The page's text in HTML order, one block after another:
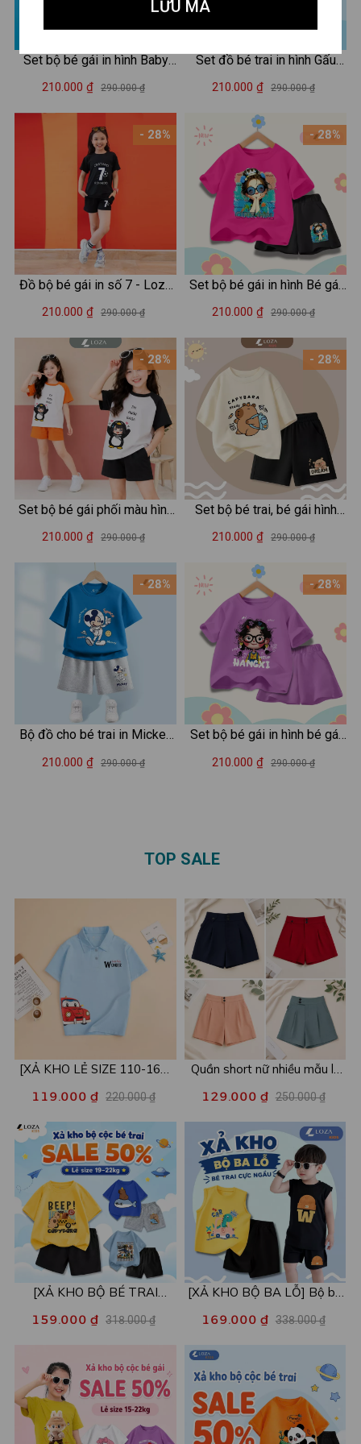
Set bộ bé gái in hình Baby
Three - Loza Kids BD030
210.000 ₫ 290.000 ₫
- 28%
Đồ bộ bé gái in số 7 - Loza
Kids SB96
210.000 ₫ 290.000 ₫
- 28%
Set bộ bé gái phối màu hình
Cánh cụt Gugugaga - Loza
210.000 ₫ 290.000 ₫
- 28%
Bộ đồ cho bé trai in Mickey
2025 - Quần áo trẻ em nam
210.000 ₫ 290.000 ₫
Set đồ bé trai in hình Gấu
Capybara - Loza Kids SB224
210.000 ₫ 290.000 ₫
- 28%
Set bộ bé gái in hình Bé gái
Hot trend - Loza SB363
210.000 ₫ 290.000 ₫
- 28%
Set bộ bé trai, bé gái hình
capybara đeo cặp - Loza
210.000 ₫ 290.000 ₫
- 28%
Set bộ bé gái in hình bé gái
hot trend - Loza Kids SB353
210.000 ₫ 290.000 ₫
[XẢ KHO LẺ SIZE 110-160]
mẫu - Áo trẻ em từ 15-42kg
- Loza Kids XPL001
119.000 ₫ 220.000 ₫
Quần short nữ nhiều mẫu lẻ
còn 99k/c - Loza XA016
129.000 ₫ 250.000 ₫
[XẢ KHO BỘ BÉ TRAI
nhiều mẫu - Quần áo bé trai
XB003
159.000 ₫ 318.000 ₫
[XẢ KHO BỘ BA LỖ] Bộ ba
size từ 15-40kg - Quần áo
bé trai - Loza Kids XABL01
169.000 ₫ 338.000 ₫
TOP SALE
LƯU MÃ